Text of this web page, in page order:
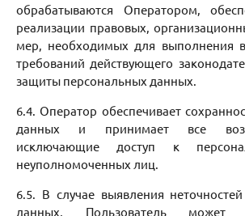
обрабатываются Оператором,
реализации правовых,
мер, необходимых для выполнения
требований действующего
защиты персональных данных.
6.4. Оператор обеспечивает
данных и принимает все
исключающие доступ к
неуполномоченных лиц.
6.5. В случае выявления
данных, Пользователь может